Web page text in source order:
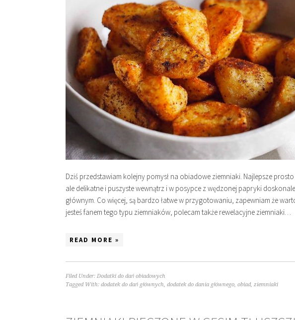
Dziś przedstawiam kolejny pomysł na obiadowe ziemniaki. Najlepsze
ale delikatne i puszyste wewnątrz i w posypce z wędzonej papryki
głównym. Co więcej, są bardzo łatwe w przygotowaniu, zapewniam że
jesteś fanem tego typu ziemniaków, polecam także rewelacyjne ziemniaki…
READ MORE »
Filed Under: Dodatki do dań obiadowych
Tagged With: dodatek do dań głównych, dodatek do dania głównego, obiad, ziemniaki